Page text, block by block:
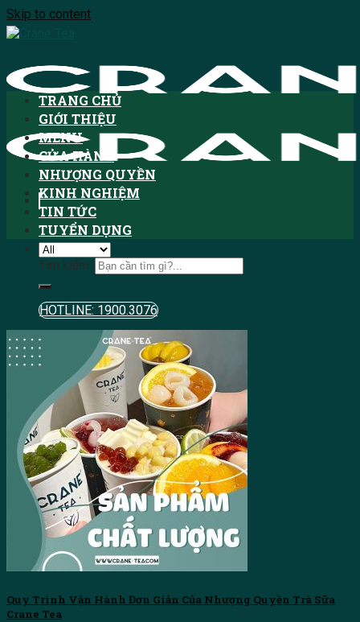
Skip to content
Tìm kiếm:
HOTLINE: 1900.3076
Tìm kiếm:
TRANG CHỦ
GIỚI THIỆU
MENU
CỬA HÀNG
NHƯỢNG QUYỀN
KINH NGHIỆM
TIN TỨC
TUYỂN DỤNG
Quy Trình Vận Hành Đơn Giản Của Nhượng Quyền Trà Sữa
Crane Tea